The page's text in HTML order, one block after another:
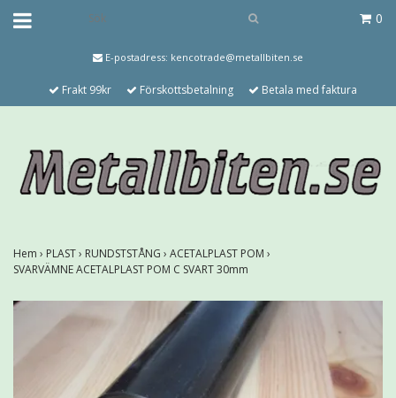
0
E-postadress: kencotrade@metallbiten.se
Frakt 99kr Förskottsbetalning Betala med faktura
Hem › PLAST› RUNDSTSTÅNG › ACETALPLAST POM ›
SVARVÄMNE ACETALPLAST POM C SVART 30mm